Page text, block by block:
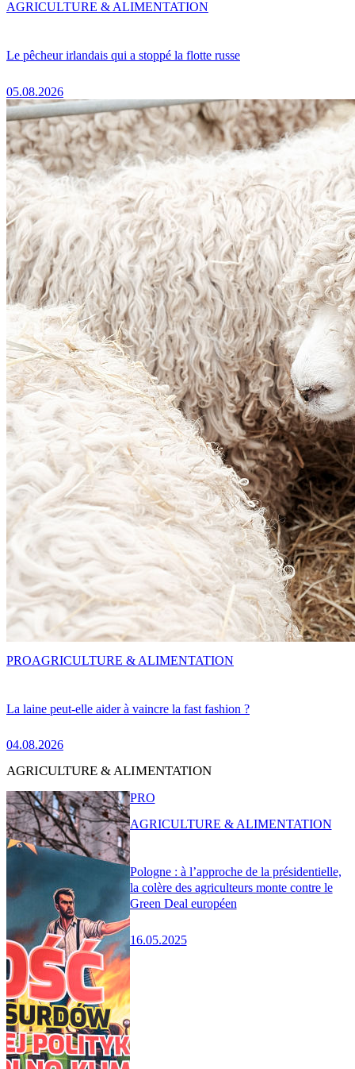
Le pêcheur irlandais qui a stoppé la flotte russe
05.08.2026
AGRICULTURE & ALIMENTATION
La laine peut-elle aider à vaincre la fast fashion ?
04.08.2026
PROAGRICULTURE & ALIMENTATION
AGRICULTURE & ALIMENTATION
Pologne : à l’approche de la présidentielle,
la colère des agriculteurs monte contre le
Green Deal européen
16.05.2025
PRO
AGRICULTURE & ALIMENTATION